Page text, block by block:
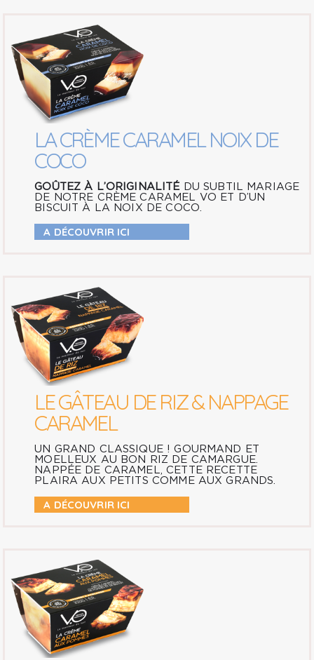
LA CRÈME CARAMEL NOIX DE
COCO
GOÛTEZ À L’ORIGINALITÉDU SUBTIL MARIAGE
DE NOTRE CRÈME CARAMEL VO ET D’UN
BISCUIT À LA NOIX DE COCO.
A DÉCOUVRIR ICI
LE GÂTEAU DE RIZ & NAPPAGE
CARAMEL
UN GRAND CLASSIQUE ! GOURMAND ET
MOELLEUX AU BON RIZ DE CAMARGUE.
NAPPÉE DE CARAMEL, CETTE RECETTE
PLAIRA AUX PETITS COMME AUX GRANDS.
A DÉCOUVRIR ICI